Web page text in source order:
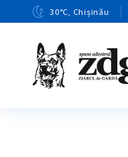
30°C, Chișinău